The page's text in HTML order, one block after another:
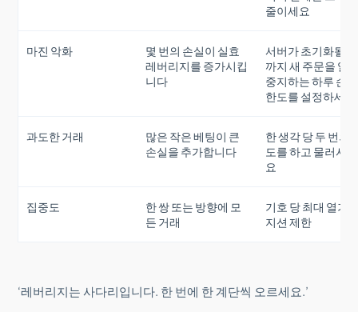
줄이세요
마진 악화
몇 번의 손실이 실효
레버리지를 증가시킵
니다
서버가 초기화될 때
까지 새 주문을 일
중지하는 하루 손실
한도를 설정하세요
과도한 거래
많은 작은 베팅이 큰
손실을 추가합니다
한 생각 당 두 번의
도를 하고 물러서세
요
집중도
한 쌍 또는 방향에 모
든 거래
기호 당 최대 열기
지션 제한
‘레버리지는 사다리입니다. 한 번에 한 계단씩 오르세요.’